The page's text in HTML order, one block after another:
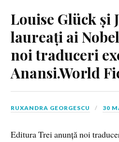
Louise Glück și
laureați ai
noi traduceri
Anansi.World
RUXANDRA GEORGESCU 30
Editura Trei anunță noi